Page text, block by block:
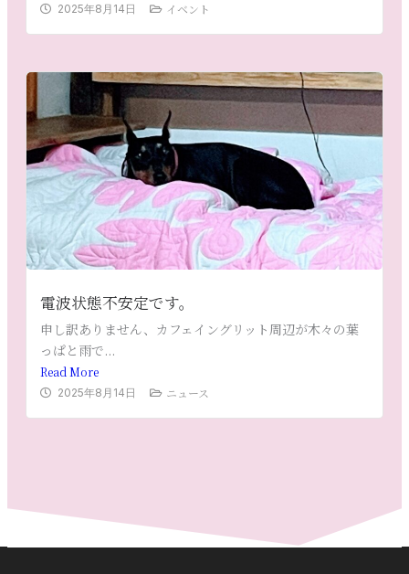
2025年8月14日 イベント
電波状態不安定です。
申し訳ありません、カフェイングリット周辺が木々の葉
っぱと雨で...
Read More
2025年8月14日 ニュース